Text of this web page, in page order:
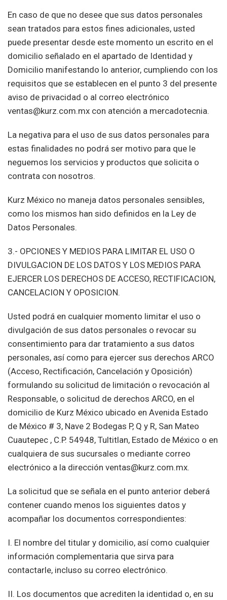
En caso de que no desee que sus datos personales
sean tratados para estos fines adicionales, usted
puede presentar desde este momento un escrito en el
domicilio señalado en el apartado de Identidad y
Domicilio manifestando lo anterior, cumpliendo con los
requisitos que se establecen en el punto 3 del presente
aviso de privacidad o al correo electrónico
ventas@kurz.com.mx con atención a mercadotecnia.
La negativa para el uso de sus datos personales para
estas finalidades no podrá ser motivo para que le
neguemos los servicios y productos que solicita o
contrata con nosotros.
Kurz México no maneja datos personales sensibles,
como los mismos han sido definidos en la Ley de
Datos Personales.
3.- OPCIONES Y MEDIOS PARA LIMITAR EL USO O
DIVULGACION DE LOS DATOS Y LOS MEDIOS PARA
EJERCER LOS DERECHOS DE ACCESO, RECTIFICACION,
CANCELACION Y OPOSICION.
Usted podrá en cualquier momento limitar el uso o
divulgación de sus datos personales o revocar su
consentimiento para dar tratamiento a sus datos
personales, así como para ejercer sus derechos ARCO
(Acceso, Rectificación, Cancelación y Oposición)
formulando su solicitud de limitación o revocación al
Responsable, o solicitud de derechos ARCO, en el
domicilio de Kurz México ubicado en Avenida Estado
de México # 3, Nave 2 Bodegas P, Q y R, San Mateo
Cuautepec , C.P. 54948, Tultitlan, Estado de México o en
cualquiera de sus sucursales o mediante correo
electrónico a la dirección ventas@kurz.com.mx.
La solicitud que se señala en el punto anterior deberá
contener cuando menos los siguientes datos y
acompañar los documentos correspondientes:
I. El nombre del titular y domicilio, así como cualquier
información complementaria que sirva para
contactarle, incluso su correo electrónico.
II. Los documentos que acrediten la identidad o, en su